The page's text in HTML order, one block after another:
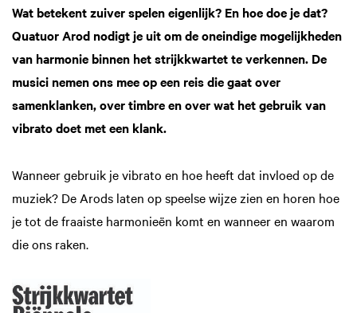
Wat betekent zuiver spelen eigenlijk? En hoe doe je dat?
Quatuor Arod nodigt je uit om de oneindige mogelijkheden
van harmonie binnen het strijkkwartet te verkennen. De
musici nemen ons mee op een reis die gaat over
samenklanken, over timbre en over wat het gebruik van
vibrato doet met een klank.
Wanneer gebruik je vibrato en hoe heeft dat invloed op de
muziek? De Arods laten op speelse wijze zien en horen hoe
je tot de fraaiste harmonieën komt en wanneer en waarom
die ons raken.